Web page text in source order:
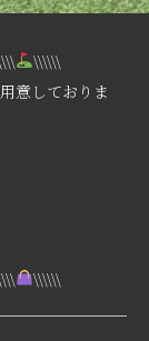
\\\\\\
意しておりま
\\\\\\